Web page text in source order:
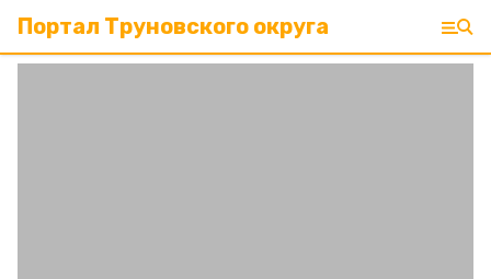
Портал Труновского округа